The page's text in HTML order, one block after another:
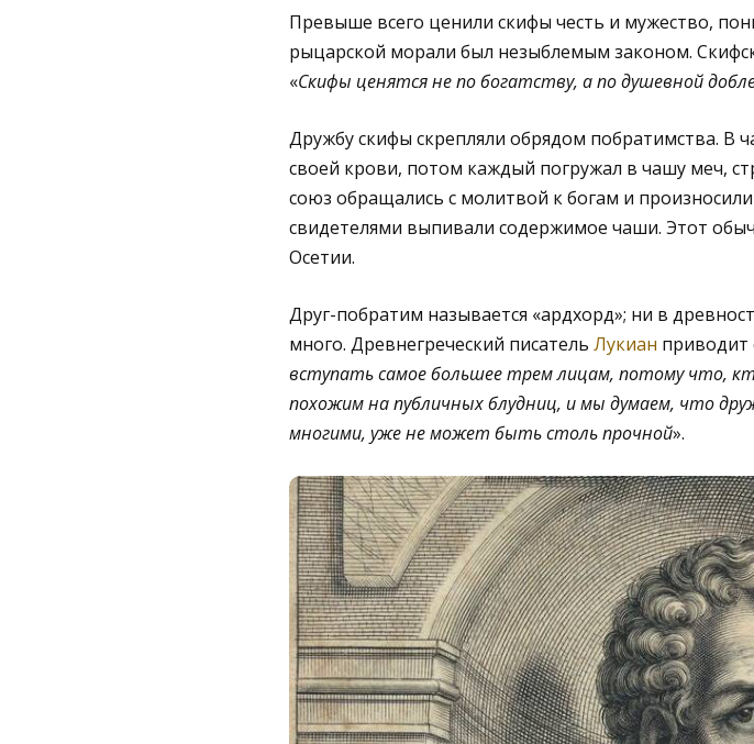
Превыше всего ценили скифы честь и мужество,
рыцарской морали был незыблемым законом.
«Скифы ценятся не по богатству, а по душевной
Дружбу скифы скрепляли обрядом побратимства. В
своей крови, потом каждый погружал в чашу меч,
союз обращались с молитвой к богам и
свидетелями выпивали содержимое чаши. Этот
Осетии.
Друг-побратим называется «ардхорд»; ни в
много. Древнегреческий писатель Лукиан приводит
вступать самое большее трем лицам, потому что,
похожим на публичных блудниц, и мы думаем, что
многими, уже не может быть столь прочной».